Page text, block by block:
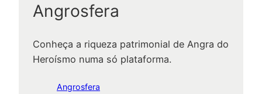
Angrosfera
Conheça a riqueza patrimonial de Angra do
Heroísmo numa só plataforma.
Angrosfera